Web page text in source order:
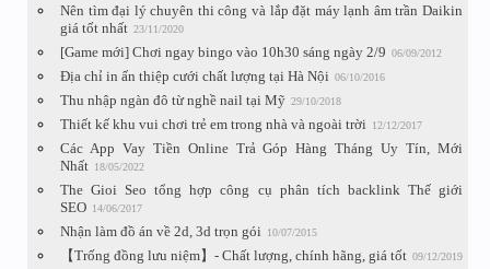
Nên tìm đại lý chuyên thi công và lắp đặt máy lạnh âm trần Daikin
giá tốt nhất 23/11/2020
[Game mới] Chơi ngay bingo vào 10h30 sáng ngày 2/9 06/09/2012
Địa chỉ in ấn thiệp cưới chất lượng tại Hà Nội 06/10/2016
Thu nhập ngàn đô từ nghề nail tại Mỹ 29/10/2018
Thiết kế khu vui chơi trẻ em trong nhà và ngoài trời 12/12/2017
Các App Vay Tiền Online Trả Góp Hàng Tháng Uy Tín, Mới
Nhất 18/05/2022
The Gioi Seo tổng hợp công cụ phân tích backlink Thế giới
SEO 14/06/2017
Nhận làm đồ án về 2d, 3d trọn gói 10/07/2015
【Trống đồng lưu niệm】- Chất lượng, chính hãng, giá tốt 09/12/2019